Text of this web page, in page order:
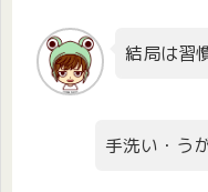
結局は習
手洗い・う